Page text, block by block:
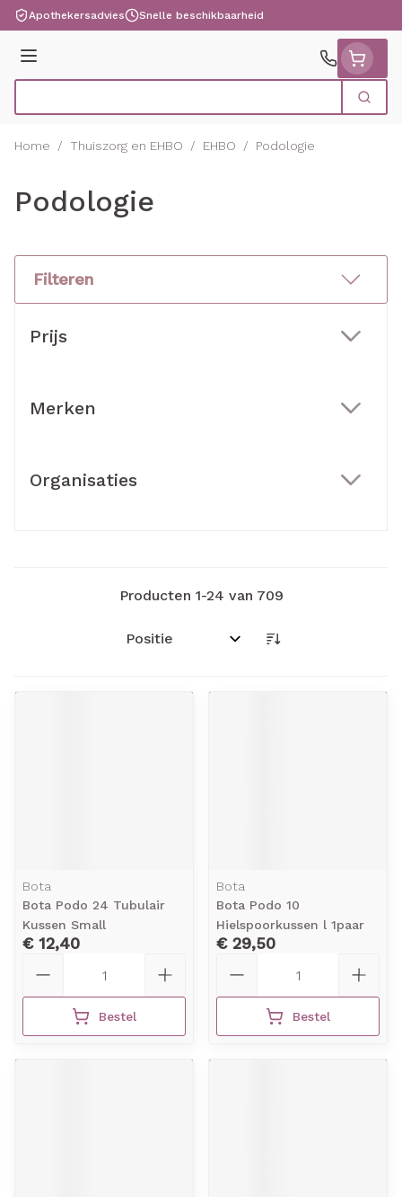
Ga naar de inhoud
Apothekersadvies Snelle beschikbaarheid
Menu
Zoek
Home / Thuiszorg en EHBO / EHBO / Podologie
Podologie
Filteren
Prijs
Merken
Organisaties
Producten 1-24 van 709
Sorteer op:
Bota
Bota Podo 24 Tubulair
Kussen Small
€ 12,40
Bestel
Bota
Bota Podo 10
Hielspoorkussen l 1paar
€ 29,50
Bestel